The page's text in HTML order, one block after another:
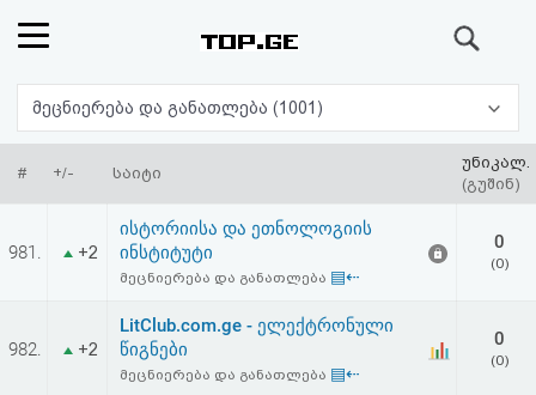
რეიტინგი
(მთავარი)
ფოსტა
ავტორიზაცია
მეცნიერება და განათლება (1001)
# +/- საიტი
უნიკალ.
(გუშინ)
981. +2
ისტორიისა და ეთნოლოგიის
ინსტიტუტი
მეცნიერება და განათლება ▤⇠
0
(0)
982. +2
LitClub.com.ge - ელექტრონული
წიგნები
მეცნიერება და განათლება ▤⇠
0
(0)